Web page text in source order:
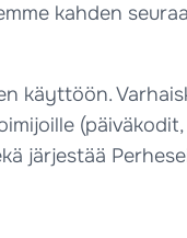
kahden
käyttöön.
järjestää